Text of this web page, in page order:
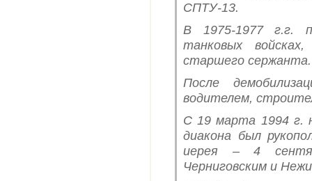
СПТУ-13.
В 1975-1977 г.г.
танковых
старшего сержанта.
После
водителем,
С 19 марта 1994 г.
диакона был
иерея – 4
Черниговским и